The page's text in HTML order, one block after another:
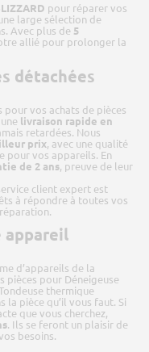
pour réparer vos
large sélection de
Avec plus de 5
allié pour prolonger la
détachées
vos achats de pièces
livraison rapide en
retardées. Nous
prix, avec une qualité
pour vos appareils. En
de 2 ans, preuve de leur
client expert est
à répondre à toutes vos
appareil
d’appareils de la
pièces pour Déneigeuse
thermique
la pièce qu’il vous faut. Si
que vous cherchez,
. Ils se feront un plaisir de
besoins.